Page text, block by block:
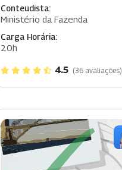
Conteudista:
Ministério da Fazenda
Carga Horária:
20h
4.5 (36 avaliações)